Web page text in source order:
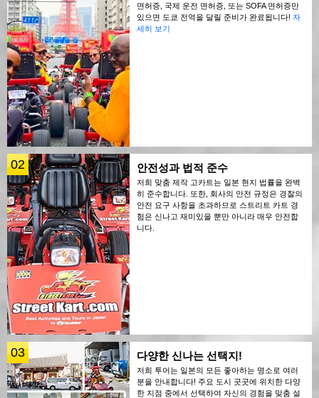
면허증, 국제 운전 면허증, 또는 SOFA 면허증만
있으면 도쿄 전역을 달릴 준비가 완료됩니다! 자
세히 보기
02 안전성과 법적 준수
저희 맞춤 제작 고카트는 일본 현지 법률을 완벽
히 준수합니다. 또한, 회사의 안전 규정은 경찰의
안전 요구 사항을 초과하므로 스트리트 카트 경
험은 신나고 재미있을 뿐만 아니라 매우 안전합
니다.
03 다양한 신나는 선택지!
저희 투어는 일본의 모든 좋아하는 명소로 여러
분을 안내합니다! 주요 도시 곳곳에 위치한 다양
한 지점 중에서 선택하여 자신의 경험을 맞춤 설